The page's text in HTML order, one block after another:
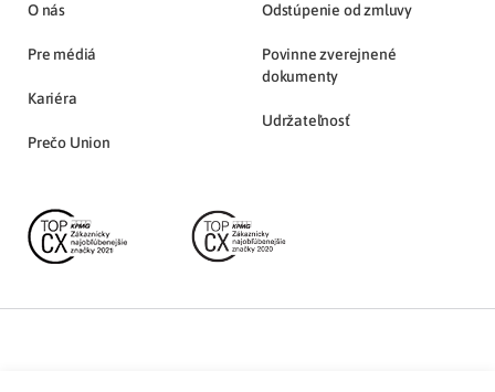
O nás
Pre médiá
Kariéra
Prečo Union
Odstúpenie od zmluvy
Povinne zverejnené
dokumenty
Udržateľnosť